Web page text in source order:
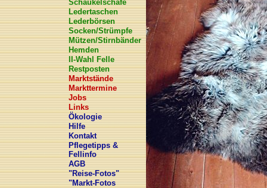
Schaukelschafe
Ledertaschen
Lederbörsen
Socken/Strümpfe
Mützen/Stirnbänder
Hemden
II-Wahl Felle
Restposten
Marktstände
Markttermine
Jobs
Links
Ökologie
Hilfe
Kontakt
Pflegetipps &
Fellinfo
AGB
"Reise-Fotos"
"Markt-Fotos